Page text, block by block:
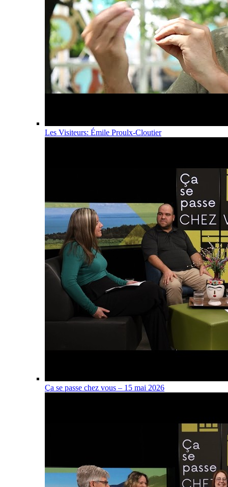
Les Visiteurs: Émile Proulx-Cloutier
Ça se passe chez vous – 15 mai 2026